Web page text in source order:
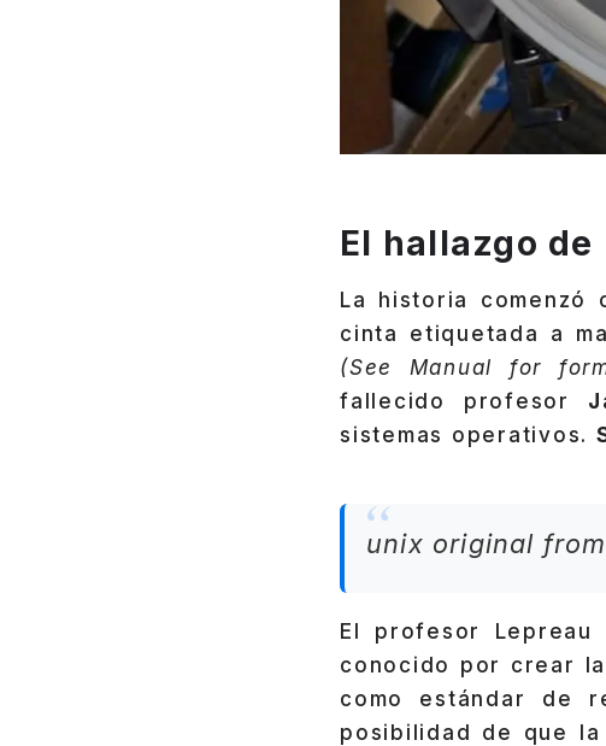
El hallazgo
La historia comenzó
cinta etiquetada a
(See Manual for
fallecido profesor
sistemas operativos.
unix original
El profesor
conocido por crear
como estándar de
posibilidad de que